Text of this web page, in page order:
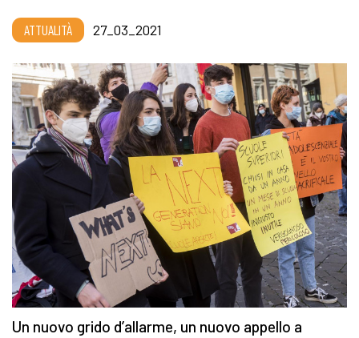
ATTUALITÀ 27_03_2021
Un nuovo grido d’allarme, un nuovo appello a